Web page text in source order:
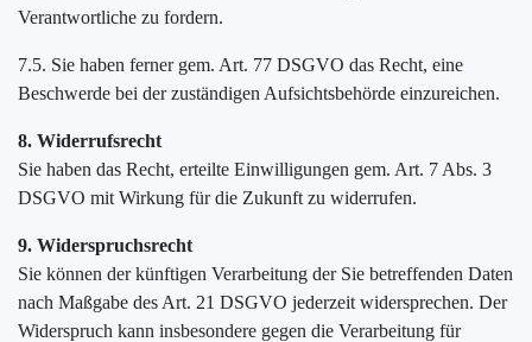
Verantwortliche zu fordern.
7.5. Sie haben ferner gem. Art. 77 DSGVO das Recht, eine
Beschwerde bei der zuständigen Aufsichtsbehörde einzureichen.
8. Widerrufsrecht
Sie haben das Recht, erteilte Einwilligungen gem. Art. 7 Abs. 3
DSGVO mit Wirkung für die Zukunft zu widerrufen.
9. Widerspruchsrecht
Sie können der künftigen Verarbeitung der Sie betreffenden Daten
nach Maßgabe des Art. 21 DSGVO jederzeit widersprechen. Der
Widerspruch kann insbesondere gegen die Verarbeitung für